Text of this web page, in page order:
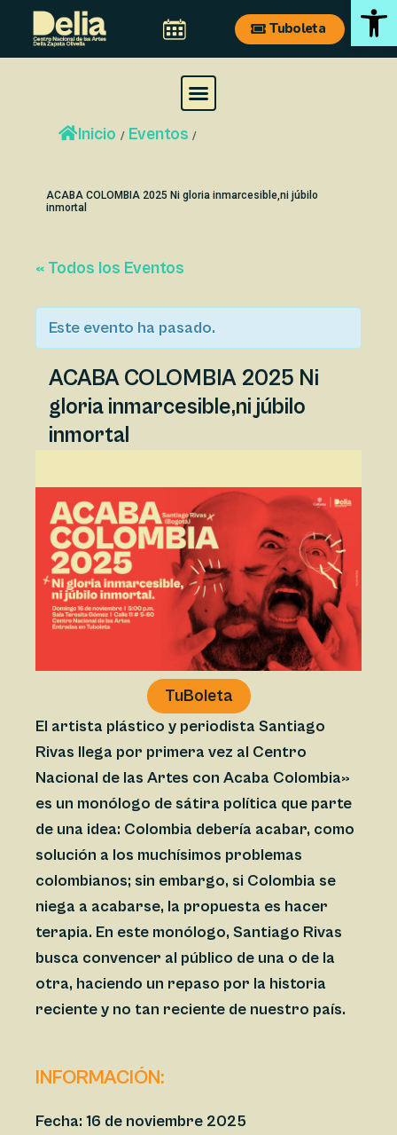
contenido
Tuboleta
M
e
Inicio / Eventos /
ACABA COLOMBIA 2025 Ni gloria inmarcesible,ni júbilo
inmortal
« Todos los Eventos
Este evento ha pasado.
ACABA COLOMBIA 2025 Ni
gloria inmarcesible,ni júbilo
inmortal
TuBoleta
El artista plástico y periodista Santiago
Rivas llega por primera vez al Centro
Nacional de las Artes con Acaba Colombia»
es un monólogo de sátira política que parte
de una idea: Colombia debería acabar, como
solución a los muchísimos problemas
colombianos; sin embargo, si Colombia se
niega a acabarse, la propuesta es hacer
terapia. En este monólogo, Santiago Rivas
busca convencer al público de una o de la
otra, haciendo un repaso por la historia
reciente y no tan reciente de nuestro país.
INFORMACIÓN:
Fecha: 16 de noviembre 2025
Navegación
de
entradas